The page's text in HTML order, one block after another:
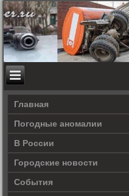
Главная
Погодные аномалии
В России
Городские новости
События